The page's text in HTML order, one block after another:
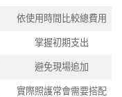
依使用時間比較總費用
掌握初期支出
避免現場追加
實際照護常會需要搭配